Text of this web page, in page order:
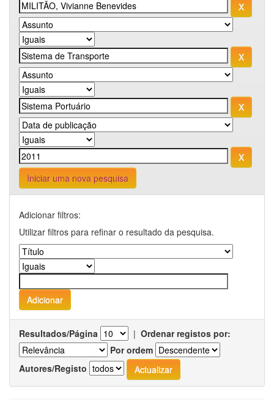
Iniciar uma nova pesquisa
Adicionar filtros:
Utilizar filtros para refinar o resultado da pesquisa.
Resultados/Página | Ordenar registos por:
Por ordem
Autores/Registo